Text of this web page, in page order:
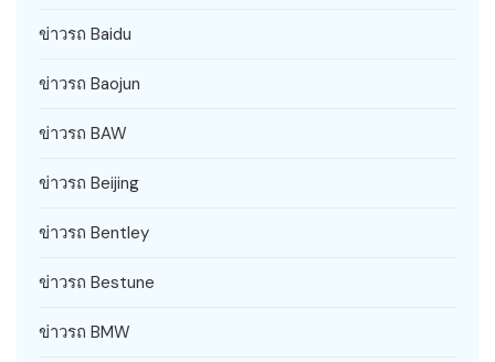
ข่าวรถ Baidu
ข่าวรถ Baojun
ข่าวรถ BAW
ข่าวรถ Beijing
ข่าวรถ Bentley
ข่าวรถ Bestune
ข่าวรถ BMW